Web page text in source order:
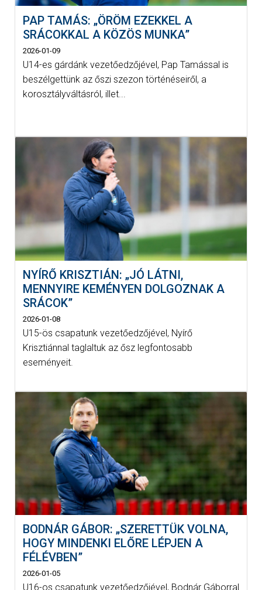
PAP TAMÁS: „ÖRÖM EZEKKEL A
SRÁCOKKAL A KÖZÖS MUNKA”
2026-01-09
U14-es gárdánk vezetőedzőjével, Pap Tamással is
beszélgettünk az őszi szezon történéseiről, a
korosztályváltásról, illet...
NYÍRŐ KRISZTIÁN: „JÓ LÁTNI,
MENNYIRE KEMÉNYEN DOLGOZNAK A
SRÁCOK”
2026-01-08
U15-ös csapatunk vezetőedzőjével, Nyírő
Krisztiánnal taglaltuk az ősz legfontosabb
eseményeit.
BODNÁR GÁBOR: „SZERETTÜK VOLNA,
HOGY MINDENKI ELŐRE LÉPJEN A
FÉLÉVBEN”
2026-01-05
U16-os csapatunk vezetőedzőjével, Bodnár Gáborral